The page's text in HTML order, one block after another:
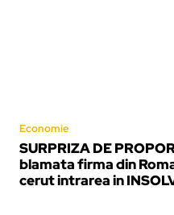
Economie
SURPRIZA DE
blamata firma din
cerut intrarea in